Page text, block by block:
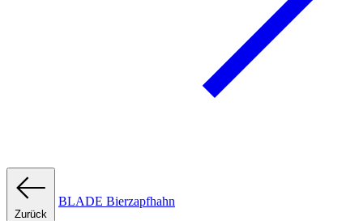
Zurück
BLADE Bierzapfhahn